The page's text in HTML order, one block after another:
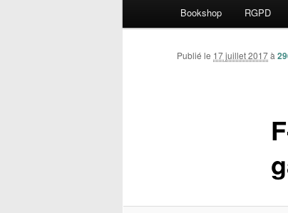
au
contenu
Bookshop RGPD
Publié le 17 juillet 2017à